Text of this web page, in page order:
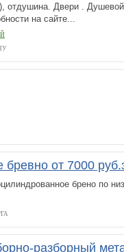
отдушина. Двери .
на сайте...
от 7000
брено по
разборный